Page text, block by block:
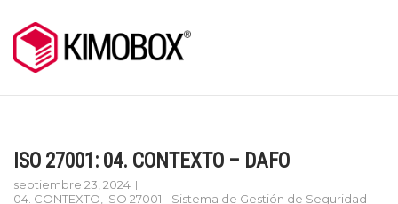
to
content
ISO 27001: 04. CONTEXTO – DAFO
septiembre 23, 2024
04. CONTEXTO ISO 27001 - Sistema de Gestión de Seguridad